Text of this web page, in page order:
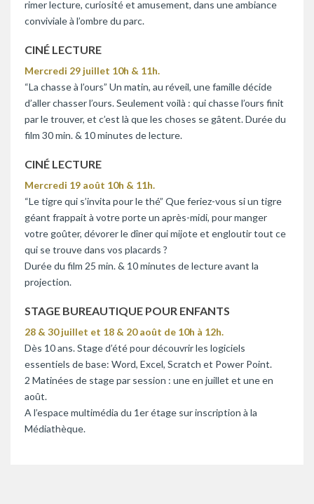
rimer lecture, curiosité et amusement, dans une ambiance
conviviale à l’ombre du parc.
CINÉ LECTURE
Mercredi 29 juillet 10h & 11h.
“La chasse à l’ours” Un matin, au réveil, une famille décide
d’aller chasser l’ours. Seulement voilà : qui chasse l’ours finit
par le trouver, et c’est là que les choses se gâtent. Durée du
film 30 min. & 10 minutes de lecture.
CINÉ LECTURE
Mercredi 19 août 10h & 11h.
“Le tigre qui s’invita pour le thé” Que feriez-vous si un tigre
géant frappait à votre porte un après-midi, pour manger
votre goûter, dévorer le dîner qui mijote et engloutir tout ce
qui se trouve dans vos placards ?
Durée du film 25 min. & 10 minutes de lecture avant la
projection.
STAGE BUREAUTIQUE POUR ENFANTS
28 & 30 juillet et 18 & 20 août de 10h à 12h.
Dès 10 ans. Stage d’été pour découvrir les logiciels
essentiels de base: Word, Excel, Scratch et Power Point.
2 Matinées de stage par session : une en juillet et une en
août.
A l’espace multimédia du 1er étage sur inscription à la
Médiathèque.